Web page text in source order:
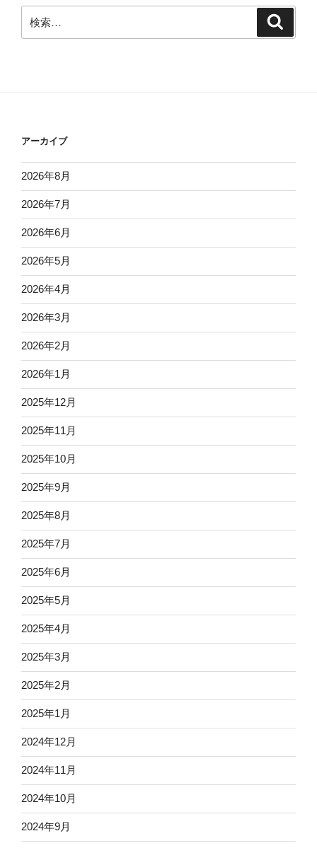
索:
アーカイブ
2026年8月
2026年7月
2026年6月
2026年5月
2026年4月
2026年3月
2026年2月
2026年1月
2025年12月
2025年11月
2025年10月
2025年9月
2025年8月
2025年7月
2025年6月
2025年5月
2025年4月
2025年3月
2025年2月
2025年1月
2024年12月
2024年11月
2024年10月
2024年9月